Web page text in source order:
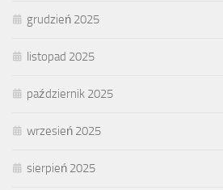
grudzień 2025
listopad 2025
październik 2025
wrzesień 2025
sierpień 2025